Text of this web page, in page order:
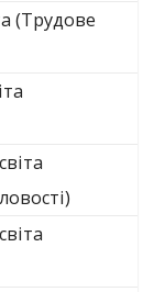
(Трудове